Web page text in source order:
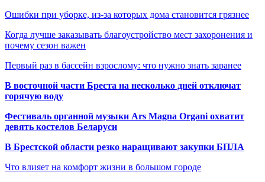
Ошибки при уборке, из-за которых дома становится грязнее
Когда лучше заказывать благоустройство мест захоронения и
почему сезон важен
Первый раз в бассейн взрослому: что нужно знать заранее
В восточной части Бреста на несколько дней отключат
горячую воду
Фестиваль органной музыки Ars Magna Organi охватит
девять костелов Беларуси
В Брестской области резко наращивают закупки БПЛА
Что влияет на комфорт жизни в большом городе